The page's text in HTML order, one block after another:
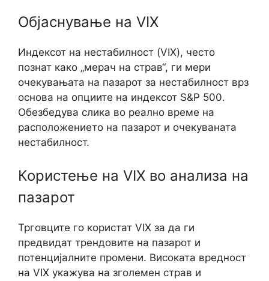
Објаснување на VIX
Индексот на нестабилност (VIX), често
познат како „мерач на страв“, ги мери
очекувањата на пазарот за нестабилност врз
основа на опциите на индексот S&P 500.
Обезбедува слика во реално време на
расположението на пазарот и очекуваната
нестабилност.
Користење на VIX во анализа на
пазарот
Трговците го користат VIX за да ги
предвидат трендовите на пазарот и
потенцијалните промени. Високата вредност
на VIX укажува на зголемен страв и